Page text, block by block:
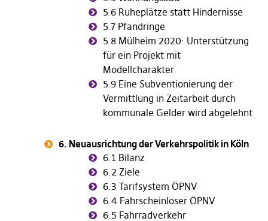
5.6 Ruheplätze statt Hindernisse
5.7 Pfandringe
5.8 Mülheim 2020: Unterstützung
für ein Projekt mit
Modellcharakter
5.9 Eine Subventionierung der
Vermittlung in Zeitarbeit durch
kommunale Gelder wird abgelehnt
6. Neuausrichtung der Verkehrspolitik in Köln
6.1 Bilanz
6.2 Ziele
6.3 Tarifsystem ÖPNV
6.4 Fahrscheinloser ÖPNV
6.5 Fahrradverkehr